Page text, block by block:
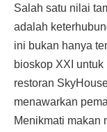
Salah satu nilai
adalah
ini bukan hanya
bioskop XXI
restoran
menawarkan
Menikmati makan